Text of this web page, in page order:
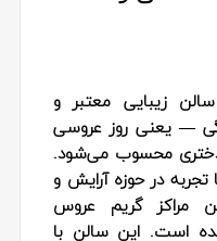
زیبایی معتبر و
— یعنی روز عروسی
دختری محسوب می‌شود.
تجربه در حوزه آرایش و
مراکز گریم عروس
است. این سالن با